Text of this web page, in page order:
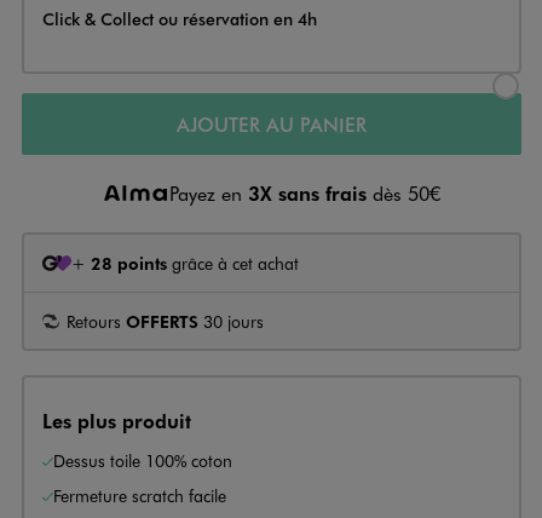
Click & Collect ou réservation en 4h
AJOUTER AU PANIER
Payez en 3X sans frais dès 50€
+ 28 points grâce à cet achat
Retours OFFERTS 30 jours
Les plus produit
Dessus toile 100% coton
Fermeture scratch facile